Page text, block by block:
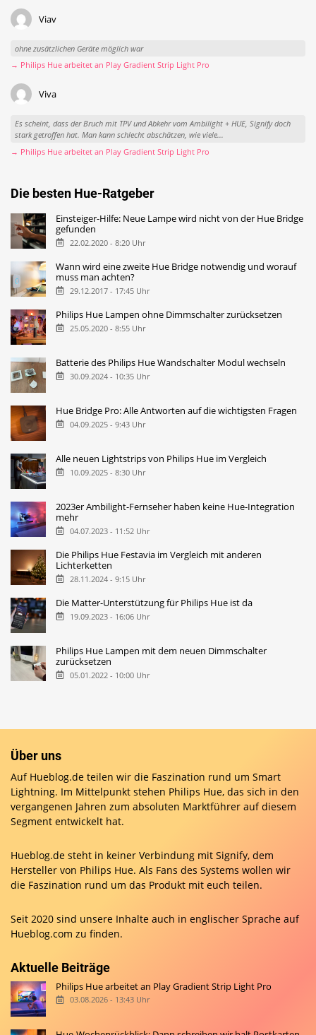
Viav
ohne zusätzlichen Geräte möglich war
→ Philips Hue arbeitet an Play Gradient Strip Light Pro
Viva
Es scheint, dass der Bruch mit TPV und Abkehr vom Ambilight + HUE, Signify doch
stark getroffen hat. Man kann schlecht abschätzen, wie viele...
→ Philips Hue arbeitet an Play Gradient Strip Light Pro
Die besten Hue-Ratgeber
Einsteiger-Hilfe: Neue Lampe wird nicht von der Hue Bridge
gefunden
22.02.2020 - 8:20 Uhr
Wann wird eine zweite Hue Bridge notwendig und worauf
muss man achten?
29.12.2017 - 17:45 Uhr
Philips Hue Lampen ohne Dimmschalter zurücksetzen
25.05.2020 - 8:55 Uhr
Batterie des Philips Hue Wandschalter Modul wechseln
30.09.2024 - 10:35 Uhr
Hue Bridge Pro: Alle Antworten auf die wichtigsten Fragen
04.09.2025 - 9:43 Uhr
Alle neuen Lightstrips von Philips Hue im Vergleich
10.09.2025 - 8:30 Uhr
2023er Ambilight-Fernseher haben keine Hue-Integration
mehr
04.07.2023 - 11:52 Uhr
Die Philips Hue Festavia im Vergleich mit anderen
Lichterketten
28.11.2024 - 9:15 Uhr
Die Matter-Unterstützung für Philips Hue ist da
19.09.2023 - 16:06 Uhr
Philips Hue Lampen mit dem neuen Dimmschalter
zurücksetzen
05.01.2022 - 10:00 Uhr
Über uns
Auf Hueblog.de teilen wir die Faszination rund um Smart
Lightning. Im Mittelpunkt stehen Philips Hue, das sich in den
vergangenen Jahren zum absoluten Marktführer auf diesem
Segment entwickelt hat.
Hueblog.de steht in keiner Verbindung mit Signify, dem
Hersteller von Philips Hue. Als Fans des Systems wollen wir
die Faszination rund um das Produkt mit euch teilen.
Seit 2020 sind unsere Inhalte auch in englischer Sprache auf
Hueblog.com zu finden.
Aktuelle Beiträge
Philips Hue arbeitet an Play Gradient Strip Light Pro
03.08.2026 - 13:43 Uhr